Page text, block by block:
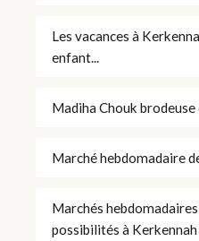
Les vacances à
enfant...
Madiha Chouk brodeuse
Marché hebdomadaire
Marchés
possibilités à Kerkennah